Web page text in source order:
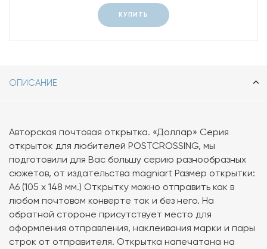
КУПИТЬ
ОПИСАНИЕ
Авторская почтовая открытка. «Доллар» Серия
открыток для любителей POSTCROSSING, мы
подготовили для Вас большу серию разнообразных
сюжетов, от издательства magniart Размер открытки:
А6 (105 х 148 мм.) Открытку можно отправить как в
любом почтовом конверте так и без него. На
обратной стороне присутствует место для
оформления отправления, наклеивания марки и пары
строк от отправителя. Открытка напечатана на